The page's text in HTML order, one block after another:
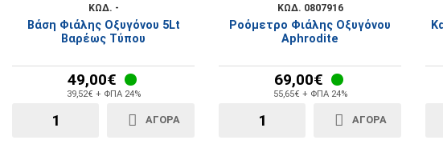
ΚΩΔ. -
Βάση Φιάλης Οξυγόνου 5Lt
Βαρέως Τύπου
49,00€
39,52€ + ΦΠΑ 24%
ΑΓΟΡΆ
ΚΩΔ. 0807916
Ροόμετρο Φιάλης Οξυγόνου
Aphrodite
69,00€
55,65€ + ΦΠΑ 24%
ΑΓΟΡΆ